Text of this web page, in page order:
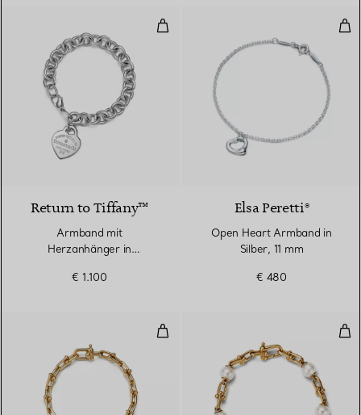
Armband mit Herzanhänger in
Return to Tiffany™
Armband mit
Herzanhänger in
Diamanten, Medium
€ 1.100
Elsa Peretti®
Open Heart Armband in
Silber, 11 mm
€ 480
Kleines Wickelarmbandin